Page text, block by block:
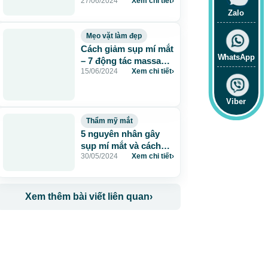
như thế nào?
Mẹo vặt làm đẹp
Cách giảm sụp mí mắt
– 7 động tác massage
đơn giản
15/06/2024 Xem chi tiết›
Thẩm mỹ mắt
5 nguyên nhân gây
sụp mí mắt và cách
điều trị hiệu quả
30/05/2024 Xem chi tiết›
Xem thêm bài viết liên quan›
Zalo
WhatsApp
Viber